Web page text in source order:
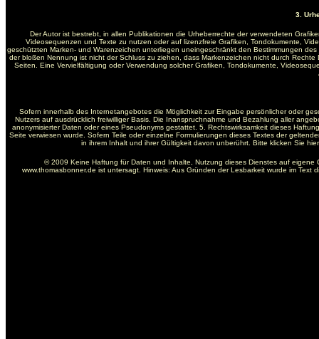
3.
Der Autor ist bestrebt, in allen Publikationen die Urheberrechte der verwendeten
Videosequenzen und Texte zu nutzen oder auf lizenzfreie Grafiken, Tondokumente,
geschützten Marken- und Warenzeichen unterliegen uneingeschränkt den Bestimmungen
der bloßen Nennung ist nicht der Schluss zu ziehen, dass Markenzeichen nicht durch
Seiten. Eine Vervielfältigung oder Verwendung solcher Grafiken, Tondokumente,
Sofern innerhalb des Internetangebotes die Möglichkeit zur Eingabe persönlicher oder
Nutzers auf ausdrücklich freiwilliger Basis. Die Inanspruchnahme und Bezahlung aller
anonymisierter Daten oder eines Pseudonyms gestattet. 5. Rechtswirksamkeit dieses
Seite verwiesen wurde. Sofern Teile oder einzelne Formulierungen dieses Textes der
in ihrem Inhalt und ihrer Gültigkeit davon unberührt. Bitte klicken Sie
© 2009 Keine Haftung für Daten und Inhalte, Nutzung dieses Dienstes auf
www.thomasbonner.de ist untersagt. Hinweis: Aus Gründen der Lesbarkeit wurde im